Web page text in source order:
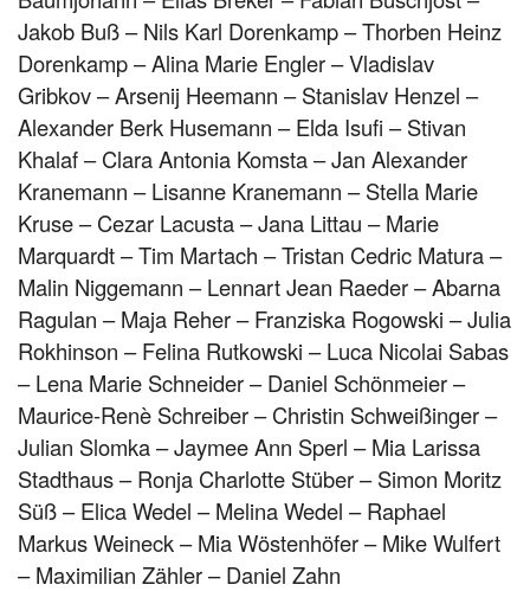
Jakob Buß – Nils Karl Dorenkamp – Thorben Heinz
Dorenkamp – Alina Marie Engler – Vladislav
Gribkov – Arsenij Heemann – Stanislav Henzel –
Alexander Berk Husemann – Elda Isufi – Stivan
Khalaf – Clara Antonia Komsta – Jan Alexander
Kranemann – Lisanne Kranemann – Stella Marie
Kruse – Cezar Lacusta – Jana Littau – Marie
Marquardt – Tim Martach – Tristan Cedric Matura –
Malin Niggemann – Lennart Jean Raeder – Abarna
Ragulan – Maja Reher – Franziska Rogowski – Julia
Rokhinson – Felina Rutkowski – Luca Nicolai Sabas
– Lena Marie Schneider – Daniel Schönmeier –
Maurice-Renè Schreiber – Christin Schweißinger –
Julian Slomka – Jaymee Ann Sperl – Mia Larissa
Stadthaus – Ronja Charlotte Stüber – Simon Moritz
Süß – Elica Wedel – Melina Wedel – Raphael
Markus Weineck – Mia Wöstenhöfer – Mike Wulfert
– Maximilian Zähler – Daniel Zahn